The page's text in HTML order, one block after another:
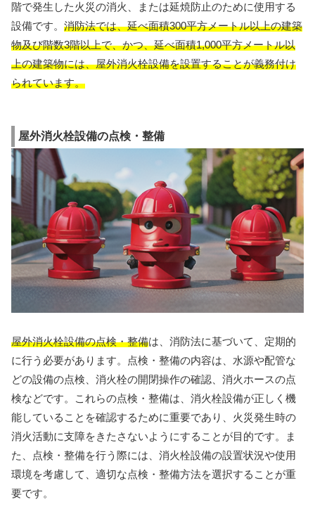
階で発生した火災の消火、または延焼防止のために使用する
設備です。 消防法では、延べ面積300平方メートル以上の建築
物及び階数3階以上で、かつ、延べ面積1,000平方メートル以
上の建築物には、屋外消火栓設備を設置することが義務付け
られています。
屋外消火栓設備の点検・整備
屋外消火栓設備の点検・整備は、消防法に基づいて、定期的
に行う必要があります。点検・整備の内容は、水源や配管な
どの設備の点検、消火栓の開閉操作の確認、消火ホースの点
検などです。これらの点検・整備は、消火栓設備が正しく機
能していることを確認するために重要であり、火災発生時の
消火活動に支障をきたさないようにすることが目的です。ま
た、点検・整備を行う際には、消火栓設備の設置状況や使用
環境を考慮して、適切な点検・整備方法を選択することが重
要です。